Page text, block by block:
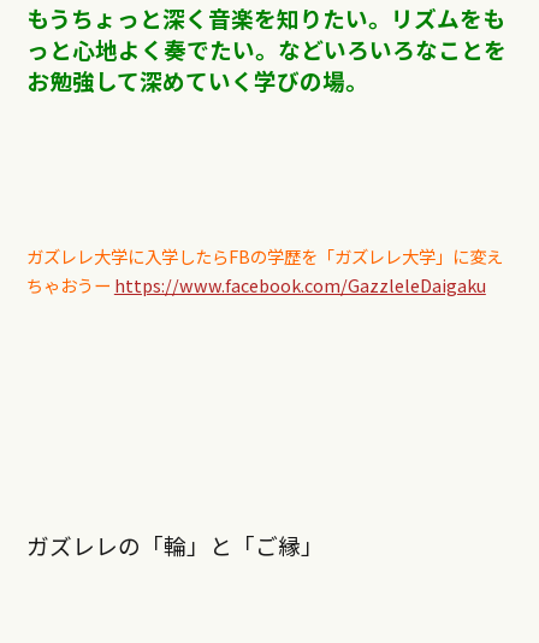
もうちょっと深く音楽を知りたい。リズムをも
っと心地よく奏でたい。などいろいろなことを
お勉強して深めていく学びの場。
ガズレレ大学に入学したらFBの学歴を「ガズレレ大学」に変え
ちゃおうー https://www.facebook.com/GazzleleDaigaku
ガズレレの「輪」と「ご縁」